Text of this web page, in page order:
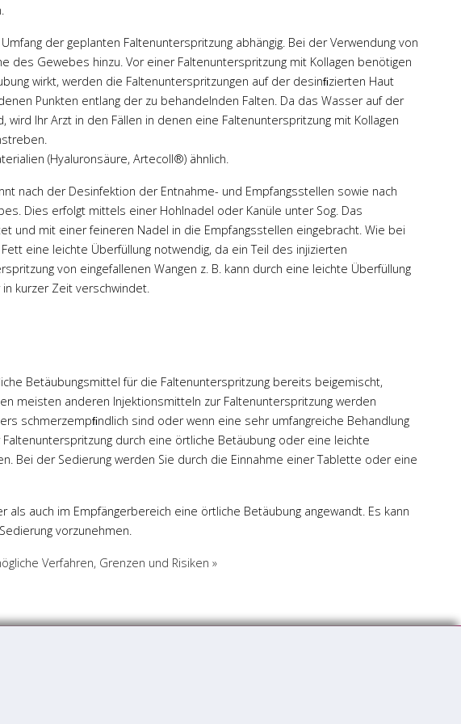
der geplanten Faltenunterspritzung abhängig. Bei der Verwendung von
Gewebes hinzu. Vor einer Faltenunterspritzung mit Kollagen benötigen
wirkt, werden die Faltenunterspritzungen auf der desinﬁzierten Haut
Punkten entlang der zu behandelnden Falten. Da das Wasser auf der
Ihr Arzt in den Fällen in denen eine Faltenunterspritzung mit Kollagen
(Hyaluronsäure, Artecoll®) ähnlich.
nach der Desinfektion der Entnahme- und Empfangsstellen sowie nach
Dies erfolgt mittels einer Hohlnadel oder Kanüle unter Sog. Das
und mit einer feineren Nadel in die Empfangsstellen eingebracht. Wie bei
eine leichte Überfüllung notwendig, da ein Teil des injizierten
von eingefallenen Wangen z. B. kann durch eine leichte Überfüllung
kurzer Zeit verschwindet.
Betäubungsmittel für die Faltenunterspritzung bereits beigemischt,
meisten anderen Injektionsmitteln zur Faltenunterspritzung werden
schmerzempﬁndlich sind oder wenn eine sehr umfangreiche Behandlung
durch eine örtliche Betäubung oder eine leichte
Bei der Sedierung werden Sie durch die Einnahme einer Tablette oder eine
auch im Empfängerbereich eine örtliche Betäubung angewandt. Es kann
vorzunehmen.
Verfahren, Grenzen und Risiken »